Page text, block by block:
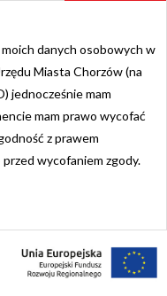
danych osobowych w
Miasta Chorzów (na
jednocześnie mam
mam prawo wycofać
z prawem
wycofaniem zgody.